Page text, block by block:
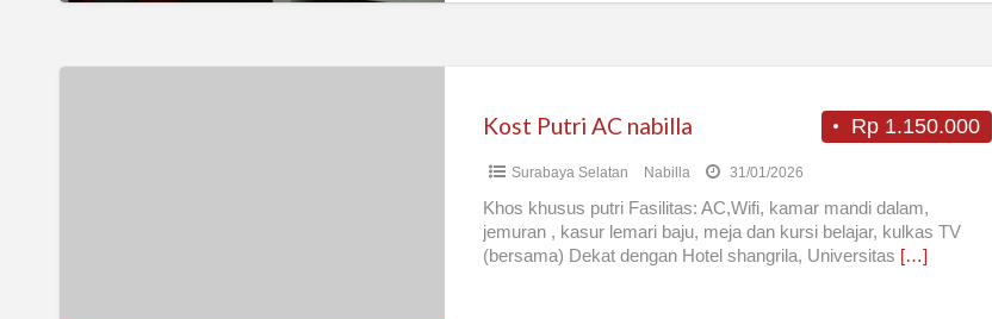
Rp 1.150.000
Kost Putri AC nabilla
Surabaya Selatan Nabilla 31/01/2026
Khos khusus putri Fasilitas: AC,Wifi, kamar mandi dalam,
jemuran , kasur lemari baju, meja dan kursi belajar, kulkas TV
(bersama) Dekat dengan Hotel shangrila, Universitas […]